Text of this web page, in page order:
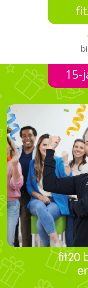
15-
fit20